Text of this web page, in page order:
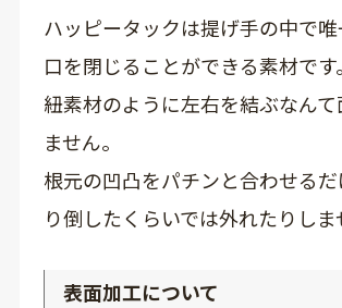
ハッピータックは提げ手の中で
口を閉じることができる素材です。
紐素材のように左右を結ぶなんて
ません。
根元の凹凸をパチンと合わせる
り倒したくらいでは外れたりしま
表面加工について